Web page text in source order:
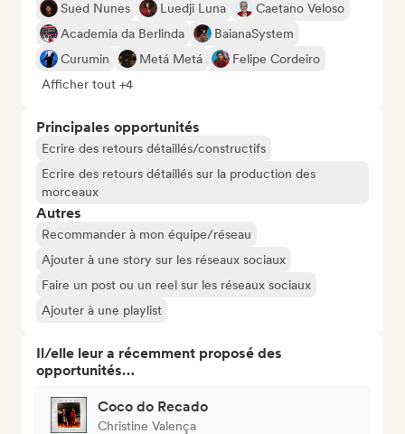
Sued Nunes Luedji Luna
Caetano Veloso
Academia da Berlinda
BaianaSystem
Curumin
Metá Metá
Felipe Cordeiro
Afficher tout +4
Principales opportunités
Ecrire des retours détaillés/constructifs
Ecrire des retours détaillés sur la production des
morceaux
Autres
Recommander à mon équipe/réseau
Ajouter à une story sur les réseaux sociaux
Faire un post ou un reel sur les réseaux sociaux
Ajouter à une playlist
Il/elle leur a récemment proposé des
opportunités…
Coco do Recado
Christine Valença